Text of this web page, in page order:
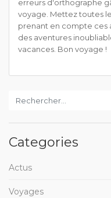
erreurs d'orthographe
voyage. Mettez toutes
prenant en compte ces
des aventures
vacances. Bon voyage !
Categories
Actus
Voyages